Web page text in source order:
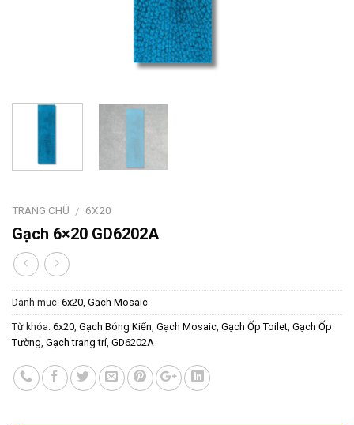
TRANG CHỦ / 6X20
Gạch 6×20 GD6202A
Danh mục: 6x20, Gạch Mosaic
Từ khóa: 6x20, Gạch Bóng Kiến, Gạch Mosaic, Gạch Ốp Toilet, Gạch Ốp
Tường, Gạch trang trí, GD6202A